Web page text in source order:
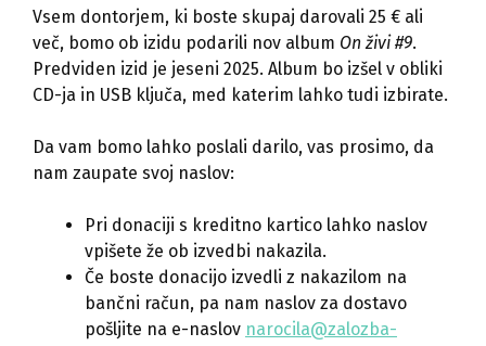
Vsem dontorjem, ki boste skupaj darovali 25 € ali
več, bomo ob izidu podarili nov album On živi #9.
Predviden izid je jeseni 2025. Album bo izšel v obliki
CD-ja in USB ključa, med katerim lahko tudi izbirate.
Da vam bomo lahko poslali darilo, vas prosimo, da
nam zaupate svoj naslov:
Pri donaciji s kreditno kartico lahko naslov
vpišete že ob izvedbi nakazila.
Če boste donacijo izvedli z nakazilom na
bančni račun, pa nam naslov za dostavo
pošljite na e-naslov narocila@zalozba-